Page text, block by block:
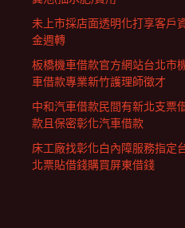
未上市採店面透明化打享客戶
金週轉
板橋機車借款官方網站台北市
車借款專業新竹護理師徵才
中和汽車借款民間有新北支票
款且保密彰化汽車借款
床工廠找彰化白內障服務指定
北票貼借錢購買屏東借錢